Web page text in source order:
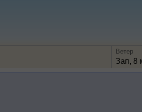
Ветер
Зап, 8